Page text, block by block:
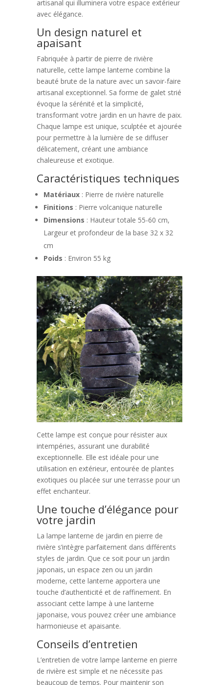
artisanal qui illuminera votre espace extérieur
avec élégance.
Un design naturel et
apaisant
Fabriquée à partir de pierre de rivière
naturelle, cette lampe lanterne combine la
beauté brute de la nature avec un savoir-faire
artisanal exceptionnel. Sa forme de galet strié
évoque la sérénité et la simplicité,
transformant votre jardin en un havre de paix.
Chaque lampe est unique, sculptée et ajourée
pour permettre à la lumière de se diffuser
délicatement, créant une ambiance
chaleureuse et exotique.
Caractéristiques techniques
Matériaux: Pierre de rivière naturelle
Finitions : Pierre volcanique naturelle
Dimensions : Hauteur totale 55-60 cm,
Largeur et profondeur de la base 32 x 32
cm
Poids : Environ 55 kg
Cette lampe est conçue pour résister aux
intempéries, assurant une durabilité
exceptionnelle. Elle est idéale pour une
utilisation en extérieur, entourée de plantes
exotiques ou placée sur une terrasse pour un
effet enchanteur.
Une touche d’élégance pour
votre jardin
La lampe lanterne de jardin en pierre de
rivière s’intègre parfaitement dans différents
styles de jardin. Que ce soit pour un jardin
japonais, un espace zen ou un jardin
moderne, cette lanterne apportera une
touche d’authenticité et de raffinement. En
associant cette lampe à une lanterne
japonaise, vous pouvez créer une ambiance
harmonieuse et apaisante.
Conseils d’entretien
L’entretien de votre lampe lanterne en pierre
de rivière est simple et ne nécessite pas
beaucoup de temps. Pour maintenir son